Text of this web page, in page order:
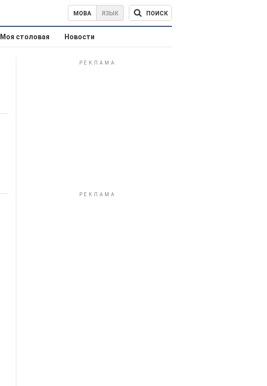
МОВА ЯЗЫК ПОИСК
Моя столовая Новости